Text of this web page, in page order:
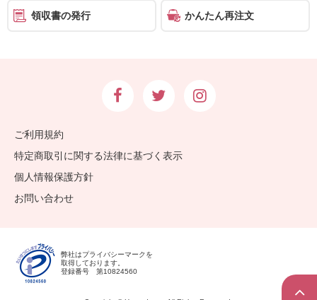
領収書の発行 かんたん再注文
ご利用規約
特定商取引に関する法律に基づく表示
個人情報保護方針
お問い合わせ
弊社はプライバシーマークを
取得しております。
登録番号 第10824560